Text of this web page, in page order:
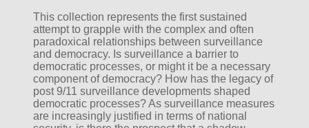
This collection represents the first sustained
attempt to grapple with the complex and often
paradoxical relationships between surveillance
and democracy. Is surveillance a barrier to
democratic processes, or might it be a necessary
component of democracy? How has the legacy of
post 9/11 surveillance developments shaped
democratic processes? As surveillance measures
are increasingly justified in terms of national